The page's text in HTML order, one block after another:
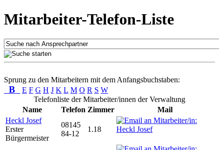
Mitarbeiter-Telefon-Liste
Sprung zu den Mitarbeitern mit dem Anfangsbuchstaben:
B E F G H J K L M O R S W
Telefonliste der Mitarbeiter/innen der Verwaltung
Name
Telefon Zimmer
Mail
Heckl Josef
Erster
Bürgermeister
08145
84-12
1.18